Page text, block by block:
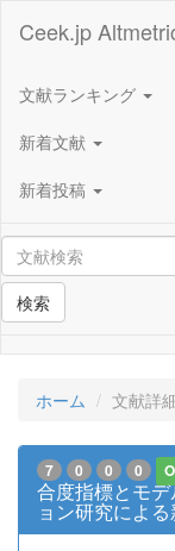
Ceek.jp
文献ランキング
新着文献
新着投稿
検索
ホーム 文献詳
7 0 0 0
合度指標とモ
ョン研究によ